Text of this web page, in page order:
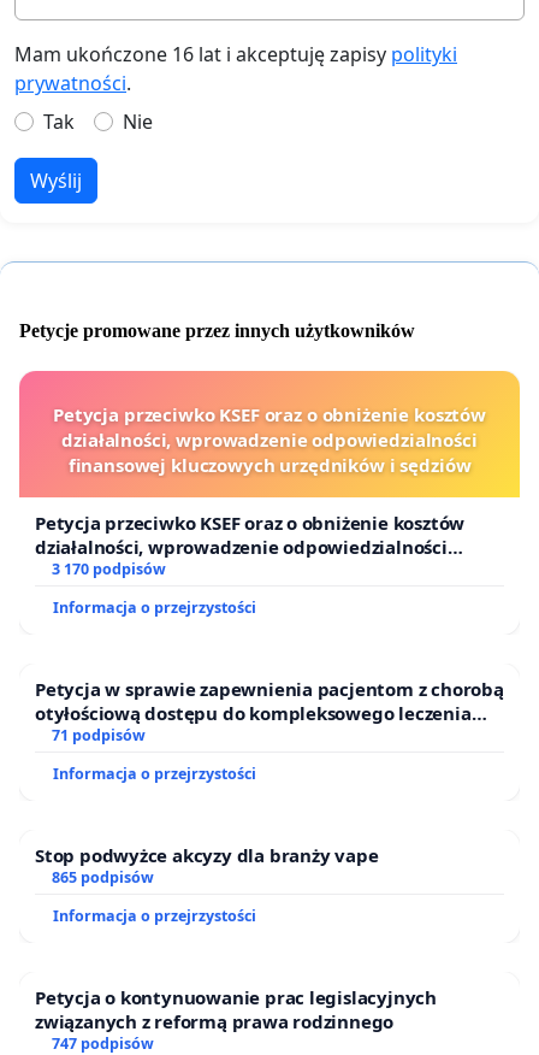
Mam ukończone 16 lat i akceptuję zapisy polityki
prywatności.
Tak
Nie
Wyślij
Petycje promowane przez innych użytkowników
Petycja przeciwko KSEF oraz o obniżenie kosztów
działalności, wprowadzenie odpowiedzialności
finansowej kluczowych urzędników i sędziów
Petycja przeciwko KSEF oraz o obniżenie kosztów
działalności, wprowadzenie odpowiedzialności
finansowej kluczowych urzędników i sędziów
3 170 podpisów
Informacja o przejrzystości
Petycja w sprawie zapewnienia pacjentom z chorobą
otyłościową dostępu do kompleksowego leczenia
oraz programów profilaktycznych.
71 podpisów
Informacja o przejrzystości
Stop podwyżce akcyzy dla branży vape
865 podpisów
Informacja o przejrzystości
Petycja o kontynuowanie prac legislacyjnych
związanych z reformą prawa rodzinnego
747 podpisów